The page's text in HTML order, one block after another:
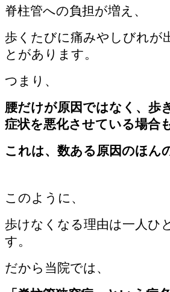
脊柱管への負担が増え、
歩くたびに痛みやしびれが
とがあります。
つまり、
腰だけが原因ではなく、歩
症状を悪化させている場合
これは、数ある原因のほん
このように、
歩けなくなる理由は一人ひ
す。
だから当院では、